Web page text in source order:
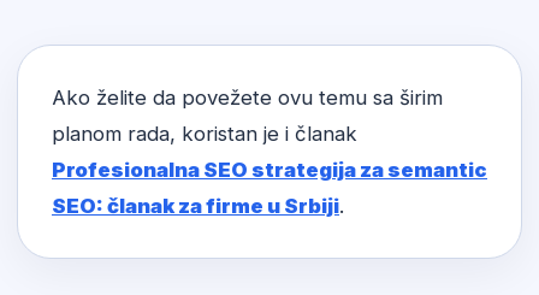
Ako želite da povežete ovu temu sa širim
planom rada, koristan je i članak
Profesionalna SEO strategija za semantic
SEO: članak za firme u Srbiji.